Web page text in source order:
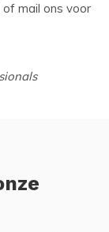
mail ons voor